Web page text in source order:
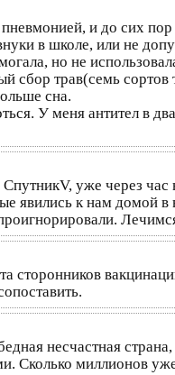
и до сих
в школе, или не
но не
сбор трав(семь
сна.
У меня антител в
уже через
явились к нам домой
сторонников
несчастная
Сколько миллионов